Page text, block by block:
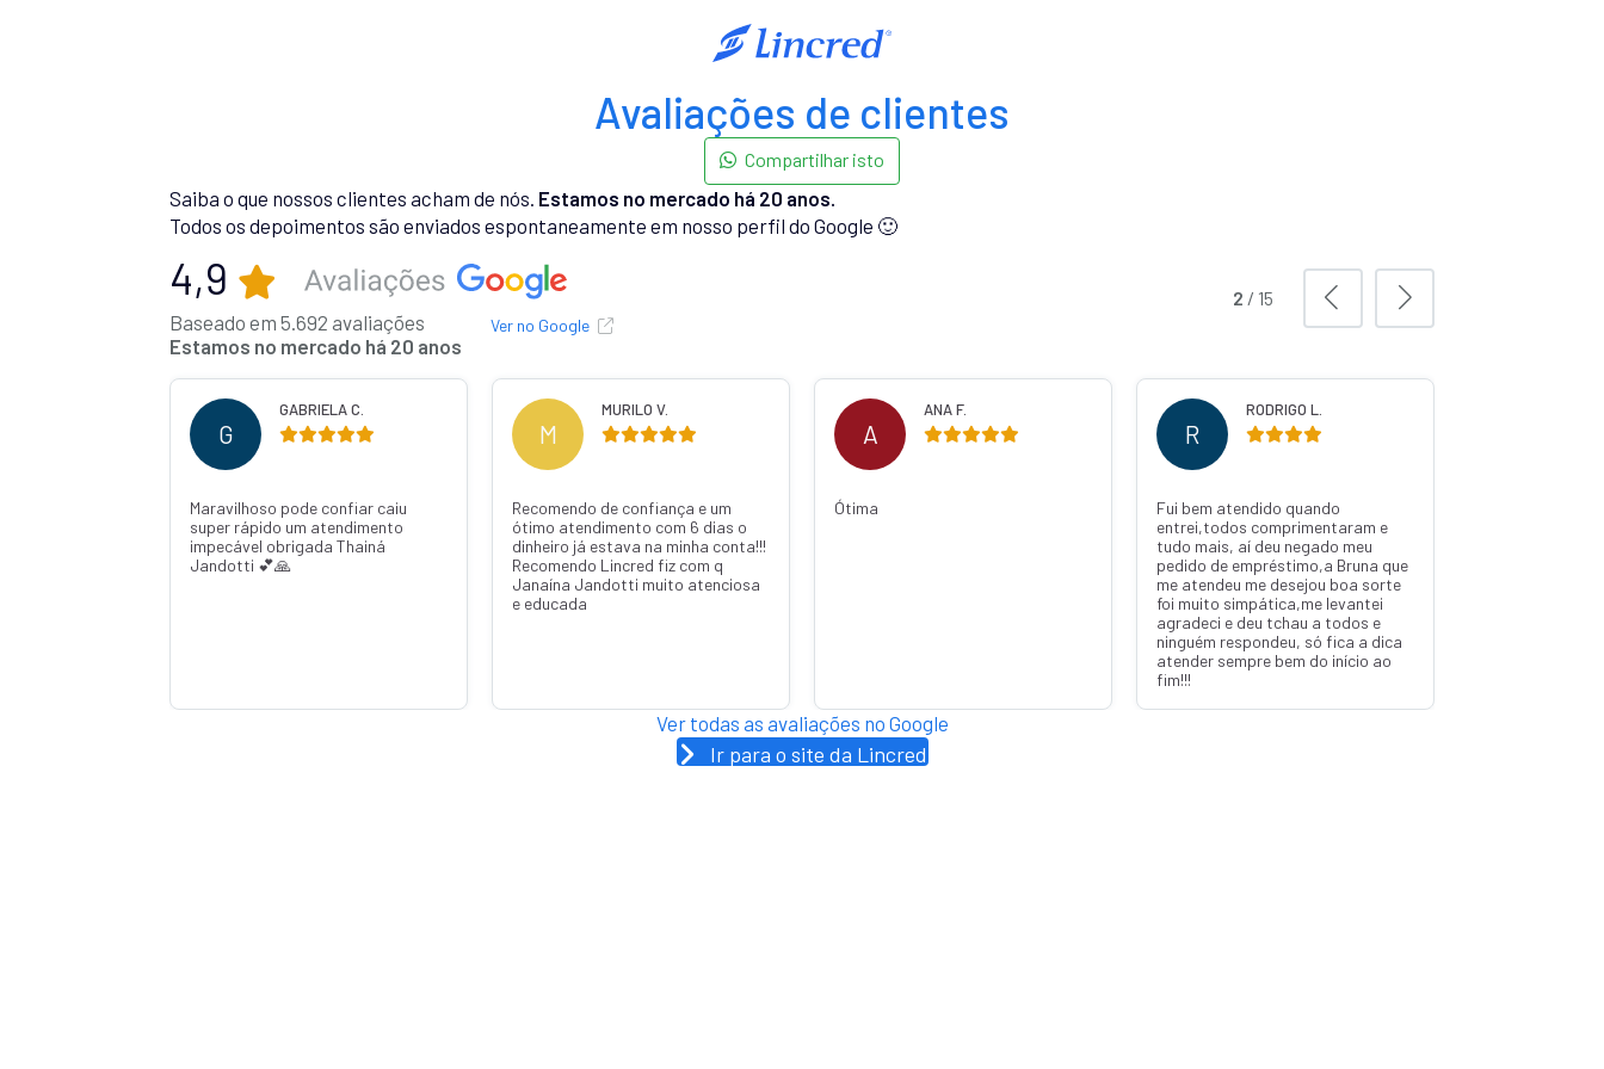
Avaliações de clientes
Compartilhar isto
Saiba o que nossos clientes acham de nós. Estamos no mercado há 20 anos.
Todos os depoimentos são enviados espontaneamente em nosso perfil do Google 🙂
4,9
Baseado em 5.692 avaliações
Estamos no mercado há 20 anos
Ver no Google
G
GABRIELA C.
Maravilhoso pode confiar caiu
super rápido um atendimento
impecável obrigada Thainá
Jandotti 💕🙏
M
MURILO V.
Recomendo de confiança e um
ótimo atendimento com 6 dias o
dinheiro já estava na minha conta!!!
Recomendo Lincred fiz com q
Janaína Jandotti muito atenciosa
e educada
A
ANA F.
Ótima
R
RODRIGO L.
Fui bem atendido quando
entrei,todos comprimentaram e
tudo mais, aí deu negado meu
pedido de empréstimo,a Bruna que
me atendeu me desejou boa sorte
foi muito simpática,me levantei
agradeci e deu tchau a todos e
ninguém respondeu, só fica a dica
atender sempre bem do início ao
fim!!!
2 / 15
Ver todas as avaliações no Google
Ir para o site da Lincred